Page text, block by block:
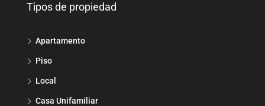
Tipos de propiedad
Apartamento
Piso
Local
Casa Unifamiliar